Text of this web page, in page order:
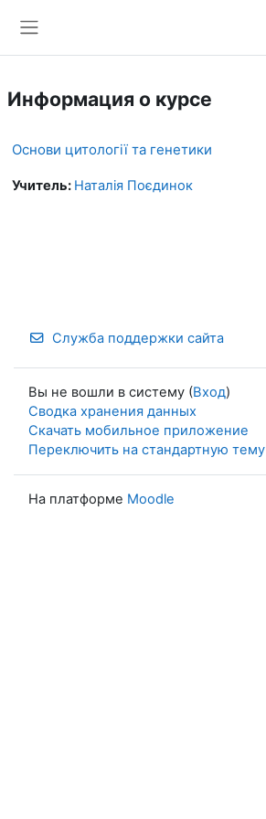
Информация о курсе
Основи цитології та генетики
Учитель: Наталія Поєдинок
Служба поддержки сайта
Вы не вошли в систему (Вход)
Сводка хранения данных
Скачать мобильное приложение
Переключить на стандартную тему
На платформе Moodle